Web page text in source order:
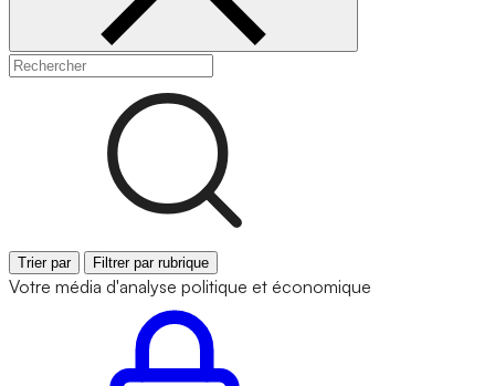
Trier par Filtrer par rubrique
Votre média d'analyse politique et économique